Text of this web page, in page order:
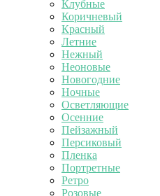
Клубные
Коричневый
Красный
Летние
Нежный
Неоновые
Новогодние
Ночные
Осветляющие
Осенние
Пейзажный
Персиковый
Пленка
Портретные
Ретро
Розовые